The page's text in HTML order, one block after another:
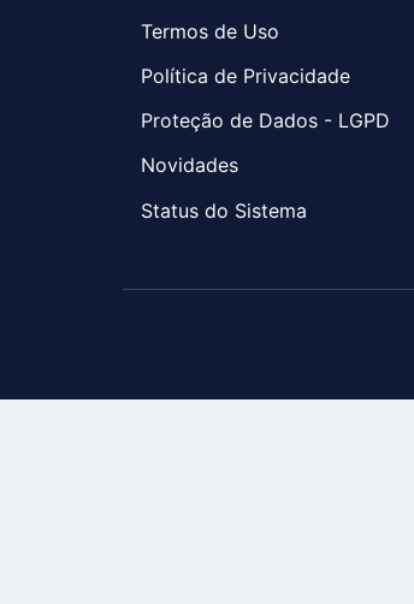
Termos de Uso
Política de Privacidade
Proteção de Dados - LGPD
Novidades
Status do Sistema